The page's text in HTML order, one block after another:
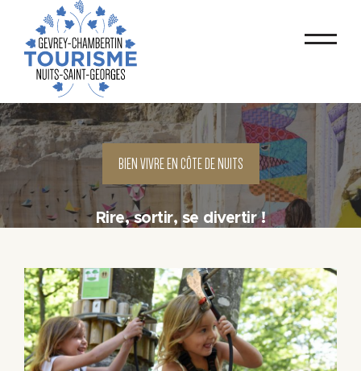
BIEN VIVRE EN CÔTE DE NUITS
Rire, sortir, se divertir !